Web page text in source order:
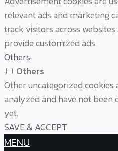
relevant ads and marketing
track visitors across
provide customized ads.
Others
Others
Other uncategorized
analyzed and have not been
yet.
SAVE & ACCEPT
MENU